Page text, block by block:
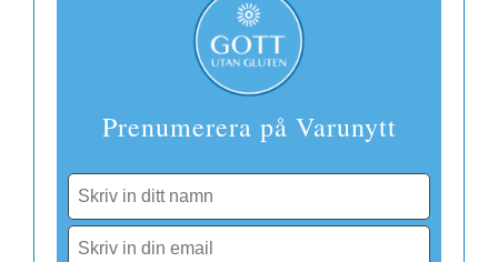
Prenumerera på Varunytt